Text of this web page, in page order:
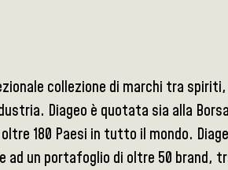
collezione di marchi tra
Diageo è quotata sia alla
180 Paesi in tutto il mondo.
un portafoglio di oltre 50 brand,